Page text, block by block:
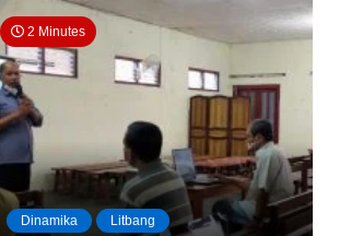
2 Minutes
Dinamika Litbang